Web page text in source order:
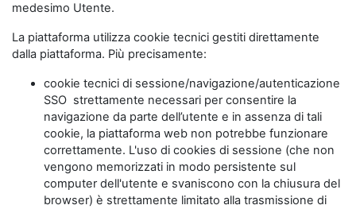
medesimo Utente.
La piattaforma utilizza cookie tecnici gestiti direttamente
dalla piattaforma. Più precisamente:
cookie tecnici di sessione/navigazione/autenticazione
SSO strettamente necessari per consentire la
navigazione da parte dell’utente e in assenza di tali
cookie, la piattaforma web non potrebbe funzionare
correttamente. L'uso di cookies di sessione (che non
vengono memorizzati in modo persistente sul
computer dell'utente e svaniscono con la chiusura del
browser) è strettamente limitato alla trasmissione di